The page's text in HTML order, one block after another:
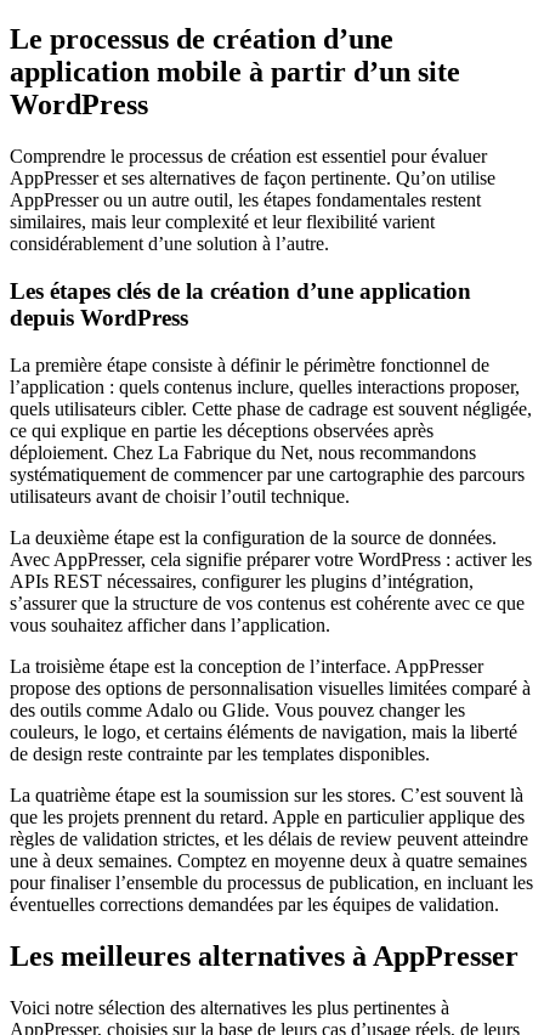
Le processus de création d’une
application mobile à partir d’un site
WordPress
Comprendre le processus de création est essentiel pour évaluer
AppPresser et ses alternatives de façon pertinente. Qu’on utilise
AppPresser ou un autre outil, les étapes fondamentales restent
similaires, mais leur complexité et leur flexibilité varient
considérablement d’une solution à l’autre.
Les étapes clés de la création d’une application
depuis WordPress
La première étape consiste à définir le périmètre fonctionnel de
l’application : quels contenus inclure, quelles interactions proposer,
quels utilisateurs cibler. Cette phase de cadrage est souvent négligée,
ce qui explique en partie les déceptions observées après
déploiement. Chez La Fabrique du Net, nous recommandons
systématiquement de commencer par une cartographie des parcours
utilisateurs avant de choisir l’outil technique.
La deuxième étape est la configuration de la source de données.
Avec AppPresser, cela signifie préparer votre WordPress : activer les
APIs REST nécessaires, configurer les plugins d’intégration,
s’assurer que la structure de vos contenus est cohérente avec ce que
vous souhaitez afficher dans l’application.
La troisième étape est la conception de l’interface. AppPresser
propose des options de personnalisation visuelles limitées comparé à
des outils comme Adalo ou Glide. Vous pouvez changer les
couleurs, le logo, et certains éléments de navigation, mais la liberté
de design reste contrainte par les templates disponibles.
La quatrième étape est la soumission sur les stores. C’est souvent là
que les projets prennent du retard. Apple en particulier applique des
règles de validation strictes, et les délais de review peuvent atteindre
une à deux semaines. Comptez en moyenne deux à quatre semaines
pour finaliser l’ensemble du processus de publication, en incluant les
éventuelles corrections demandées par les équipes de validation.
Les meilleures alternatives à AppPresser
Voici notre sélection des alternatives les plus pertinentes à
AppPresser, choisies sur la base de leurs cas d’usage réels, de leurs